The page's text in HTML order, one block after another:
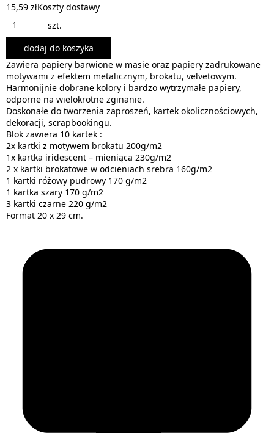
15,59 złKoszty dostawy
szt.
dodaj do koszyka
Zawiera papiery barwione w masie oraz papiery zadrukowane
motywami z efektem metalicznym, brokatu, velvetowym.
Harmonijnie dobrane kolory i bardzo wytrzymałe papiery,
odporne na wielokrotne zginanie.
Doskonałe do tworzenia zaproszeń, kartek okolicznościowych,
dekoracji, scrapbookingu.
Blok zawiera 10 kartek :
2x kartki z motywem brokatu 200g/m2
1x kartka iridescent – mieniąca 230g/m2
2 x kartki brokatowe w odcieniach srebra 160g/m2
1 kartki różowy pudrowy 170 g/m2
1 kartka szary 170 g/m2
3 kartki czarne 220 g/m2
Format 20 x 29 cm.